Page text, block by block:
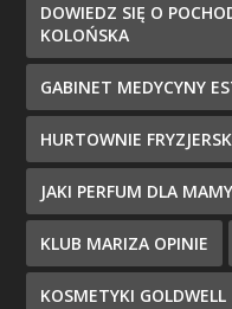
DOWIEDZ SIĘ O
KOLOŃSKA
GABINET MEDYCYNY
HURTOWNIE
JAKI PERFUM DLA MAMY
KLUB MARIZA OPINIE
KOSMETYKI GOLDWELL